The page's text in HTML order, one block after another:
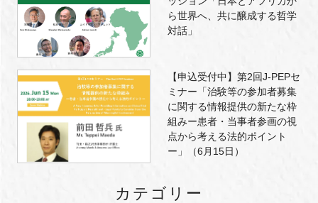
ら世界へ、共に醸成する哲学
対話」
【申込受付中】第2回J-PEPセ
ミナー「治験等の参加者募集
に関する情報提供の新たな枠
組みー患者・当事者参画の視
点から考える法的ポイント
ー」（6月15日）
カテゴリー